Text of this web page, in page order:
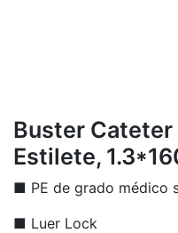
Buster Cateter
Estilete,
■ PE de grado médico
■ Luer Lock